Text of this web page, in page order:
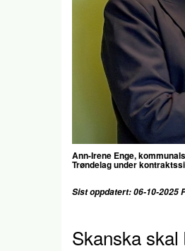
Ann-Irene Enge,
Trøndelag under
Sist oppdatert: 06-10-2025
Skanska